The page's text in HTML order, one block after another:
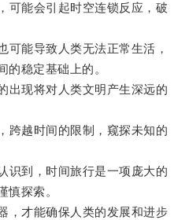
能会引起时空连锁反应，破
能导致人类无法正常生活，
的稳定基础上的。
现将对人类文明产生深远的
越时间的限制，窥探未知的
到，时间旅行是一项庞大的
慎探索。
才能确保人类的发展和进步